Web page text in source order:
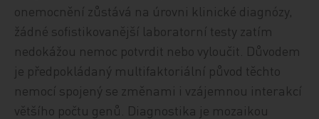
onemocnění zůstává na úrovni klinické diagnózy,
žádné sofistikovanější laboratorní testy zatím
nedokážou nemoc potvrdit nebo vyloučit. Důvodem
je předpokládaný multifaktoriální původ těchto
nemocí spojený se změnami i vzájemnou interakcí
většího počtu genů. Diagnostika je mozaikou